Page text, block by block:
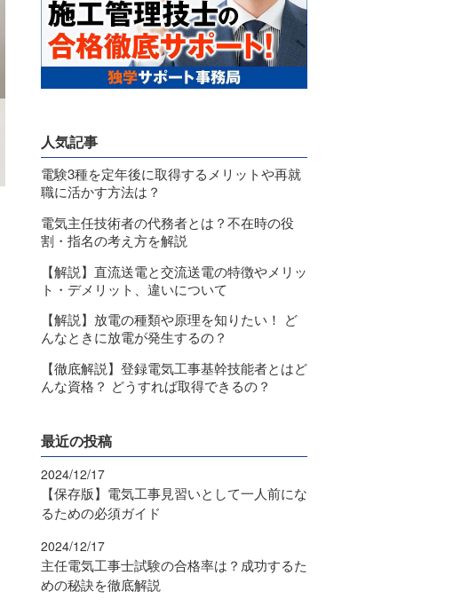
人気記事
電験3種を定年後に取得するメリットや再就
職に活かす方法は？
電気主任技術者の代務者とは？不在時の役
割・指名の考え方を解説
【解説】直流送電と交流送電の特徴やメリッ
ト・デメリット、違いについて
【解説】放電の種類や原理を知りたい！ ど
んなときに放電が発生するの？
【徹底解説】登録電気工事基幹技能者とはど
んな資格？ どうすれば取得できるの？
最近の投稿
2024/12/17
【保存版】電気工事見習いとして一人前にな
るための必須ガイド
2024/12/17
主任電気工事士試験の合格率は？成功するた
めの秘訣を徹底解説